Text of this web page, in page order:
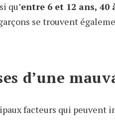
qu’entre 6 et 12 ans,
se trouvent
d’une
facteurs qui peuvent